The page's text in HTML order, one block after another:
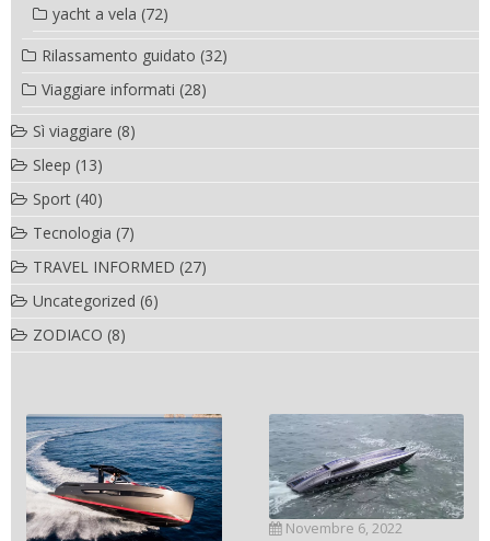
yacht a vela (72)
Rilassamento guidato (32)
Viaggiare informati (28)
Sì viaggiare (8)
Sleep (13)
Sport (40)
Tecnologia (7)
TRAVEL INFORMED (27)
Uncategorized (6)
ZODIACO (8)
Novembre 6, 2022